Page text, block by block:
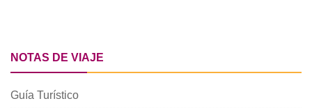
NOTAS DE VIAJE
Guía Turístico